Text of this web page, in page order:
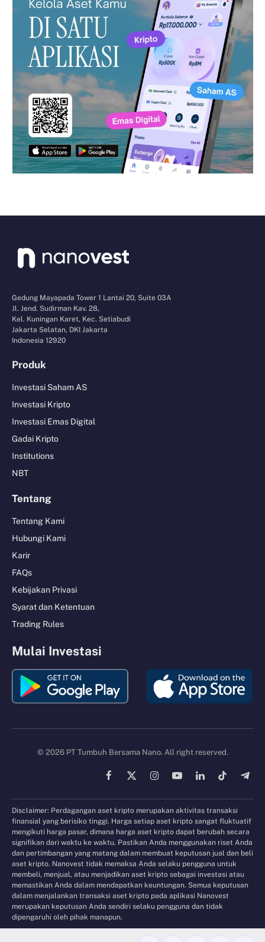
Gedung Mayapada Tower 1 Lantai 20, Suite 03A
Jl. Jend. Sudirman Kav. 28,
Kel. Kuningan Karet, Kec. Setiabudi
Jakarta Selatan, DKI Jakarta
Indonesia 12920
Produk
Investasi Saham AS
Investasi Kripto
Investasi Emas Digital
Gadai Kripto
Institutions
NBT
Tentang
Tentang Kami
Hubungi Kami
Karir
FAQs
Kebijakan Privasi
Syarat dan Ketentuan
Trading Rules
Mulai Investasi
© 2026 PT Tumbuh Bersama Nano. All right reserved.
Facebook
X
InstagramYouTubeLinkedInTikTok
Disclaimer: Perdagangan aset kripto merupakan aktivitas transaksi
finansial yang berisiko tinggi. Harga setiap aset kripto sangat fluktuatif
mengikuti harga pasar, dimana harga aset kripto dapat berubah secara
signifikan dari waktu ke waktu. Pastikan Anda menggunakan riset Anda
dan pertimbangan yang matang dalam membuat keputusan jual dan beli
aset kripto. Nanovest tidak memaksa Anda selaku pengguna untuk
membeli, menjual, atau menjadikan aset kripto sebagai investasi atau
memastikan Anda dalam mendapatkan keuntungan. Semua keputusan
dalam menjalankan transaksi aset kripto pada aplikasi Nanovest
merupakan keputusan Anda sendiri selaku pengguna dan tidak
dipengaruhi oleh pihak manapun.